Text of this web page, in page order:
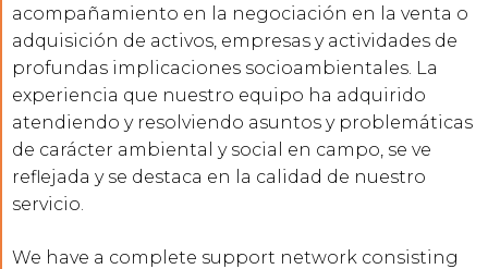
acompañamiento en la negociación en la venta o
adquisición de activos, empresas y actividades de
profundas implicaciones socioambientales. La
experiencia que nuestro equipo ha adquirido
atendiendo y resolviendo asuntos y problemáticas
de carácter ambiental y social en campo, se ve
reflejada y se destaca en la calidad de nuestro
servicio.
We have a complete support network consisting